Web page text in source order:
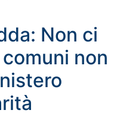
Non ci
non